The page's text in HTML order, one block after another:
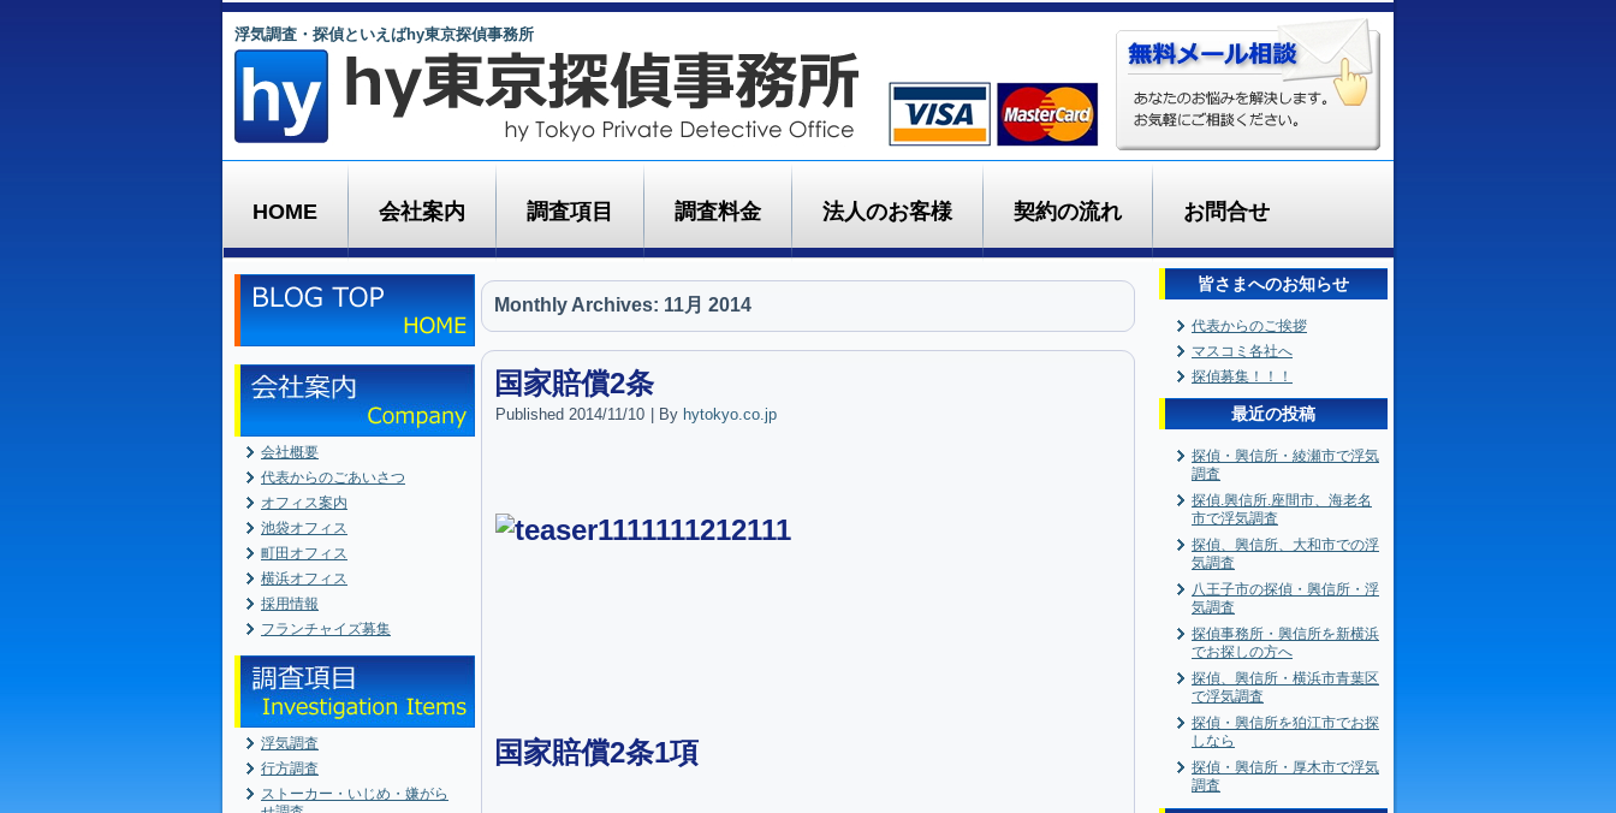
浮気調査・探偵といえばhy東京探偵事務所
HOME 会社案内 調査項目 調査料金 法人のお客様 契約の流れ お問合せ
会社概要
代表からのごあいさつ
オフィス案内
池袋オフィス
町田オフィス
横浜オフィス
採用情報
フランチャイズ募集
浮気調査
行方調査
ストーカー・いじめ・嫌がら
Monthly Archives: 11月 2014
国家賠償2条
Published 2014/11/10 By hytokyo.co.jp
国家賠償2条1項
皆さまへのお知らせ
代表からのご挨拶
マスコミ各社へ
探偵募集！！！
最近の投稿
探偵・興信所・綾瀬市で浮気
調査
探偵.興信所.座間市、海老名
市で浮気調査
探偵、興信所、大和市での浮
気調査
八王子市の探偵・興信所・浮
気調査
探偵事務所・興信所を新横浜
でお探しの方へ
探偵、興信所・横浜市青葉区
で浮気調査
探偵・興信所を狛江市でお探
しなら
探偵・興信所・厚木市で浮気
調査